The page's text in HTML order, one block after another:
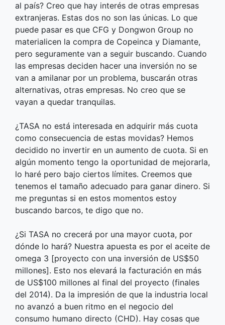
al país? Creo que hay interés de otras empresas
extranjeras. Estas dos no son las únicas. Lo que
puede pasar es que CFG y Dongwon Group no
materialicen la compra de Copeinca y Diamante,
pero seguramente van a seguir buscando. Cuando
las empresas deciden hacer una inversión no se
van a amilanar por un problema, buscarán otras
alternativas, otras empresas. No creo que se
vayan a quedar tranquilas.
¿TASA no está interesada en adquirir más cuota
como consecuencia de estas movidas? Hemos
decidido no invertir en un aumento de cuota. Si en
algún momento tengo la oportunidad de mejorarla,
lo haré pero bajo ciertos límites. Creemos que
tenemos el tamaño adecuado para ganar dinero. Si
me preguntas si en estos momentos estoy
buscando barcos, te digo que no.
¿Si TASA no crecerá por una mayor cuota, por
dónde lo hará? Nuestra apuesta es por el aceite de
omega 3 [proyecto con una inversión de US$50
millones]. Esto nos elevará la facturación en más
de US$100 millones al final del proyecto (finales
del 2014). Da la impresión de que la industria local
no avanzó a buen ritmo en el negocio del
consumo humano directo (CHD). Hay cosas que